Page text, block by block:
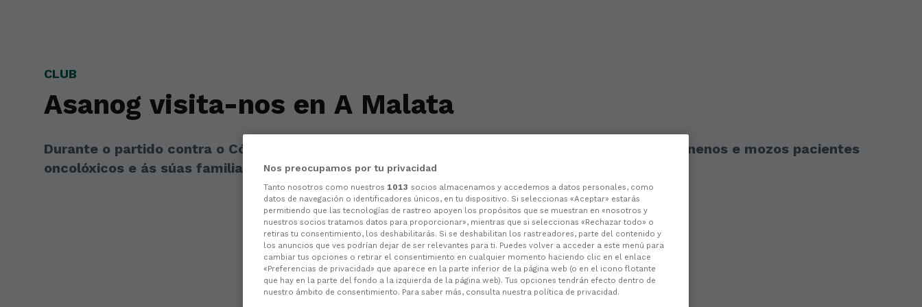
CLUB
Asanog visita-nos en A Malata
Durante o partido contra o Córdoba CF, demos visibilidade a esta asociación que dá soporte a nenos e mozos pacientes
oncolóxicos e ás súas familias.
Nos preocupamos por tu privacidad
Tanto nosotros como nuestros 1013 socios almacenamos y accedemos a datos personales, como
datos de navegación o identificadores únicos, en tu dispositivo. Si seleccionas «Aceptar» estarás
permitiendo que las tecnologías de rastreo apoyen los propósitos que se muestran en «nosotros y
nuestros socios tratamos datos para proporcionar», mientras que si seleccionas «Rechazar todo» o
retiras tu consentimiento, los deshabilitarás. Si se deshabilitan los rastreadores, parte del contenido y
los anuncios que ves podrían dejar de ser relevantes para ti. Puedes volver a acceder a este menú para
cambiar tus opciones o retirar el consentimiento en cualquier momento haciendo clic en el enlace
«Preferencias de privacidad» que aparece en la parte inferior de la página web (o en el icono flotante
que hay en la parte del fondo a la izquierda de la página web). Tus opciones tendrán efecto dentro de
nuestro ámbito de consentimiento. Para saber más, consulta nuestra política de privacidad.